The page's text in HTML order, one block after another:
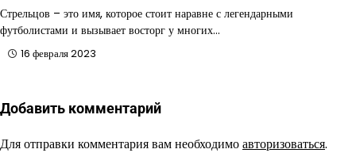
Стрельцов – это имя, которое стоит наравне с легендарными
футболистами и вызывает восторг у многих…
16 февраля 2023
Добавить комментарий
Для отправки комментария вам необходимоавторизоваться.